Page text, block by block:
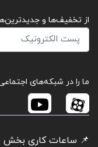
از تخفیف‌ها و
ما را در شبکه‌های